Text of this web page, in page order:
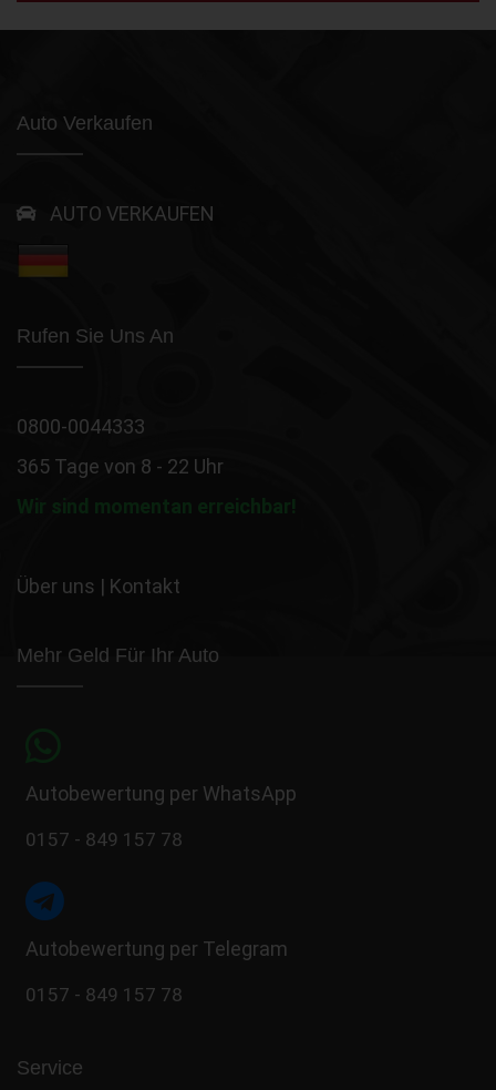
Auto Verkaufen
AUTO VERKAUFEN
Rufen Sie Uns An
0800-0044333
365 Tage von 8 - 22 Uhr
Wir sind momentan erreichbar!
Über uns | Kontakt
Mehr Geld Für Ihr Auto
Autobewertung per WhatsApp
0157 - 849 157 78
Autobewertung per Telegram
0157 - 849 157 78
Service